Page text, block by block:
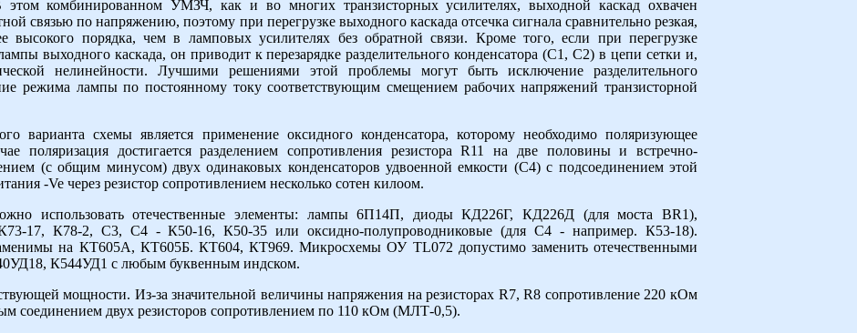
комбинированном УМЗЧ, как и во многих транзисторных усилителях, выходной каскад охвачен
связью по напряжению, поэтому при перегрузке выходного каскада отсечка сигнала сравнительно резкая,
высокого порядка, чем в ламповых усилителях без обратной связи. Кроме того, если при перегрузке
выходного каскада, он приводит к перезарядке разделительного конденсатора (C1, С2) в цепи сетки и,
нелинейности. Лучшими решениями этой проблемы могут быть исключение разделительного
режима лампы по постоянному току соответствующим смещением рабочих напряжений транзисторной
варианта схемы является применение оксидного конденсатора, которому необходимо поляризующее
поляризация достигается разделением сопротивления резистора R11 на две половины и встречно-
(с общим минусом) двух одинаковых конденсаторов удвоенной емкости (С4) с подсоединением этой
-Ve через резистор сопротивлением несколько сотен килоом.
использовать отечественные элементы: лампы 6П14П, диоды КД226Г, КД226Д (для моста BR1),
17, К78-2, С3, С4 - К50-16, К50-35 или оксидно-полупроводниковые (для С4 - например. К53-18).
на КТ605А, КТ605Б. КТ604, КТ969. Микросхемы ОУ TL072 допустимо заменить отечественными
К544УД1 с любым буквенным индском.
мощности. Из-за значительной величины напряжения на резисторах R7, R8 сопротивление 220 кОм
соединением двух резисторов сопротивлением по 110 кОм (МЛТ-0,5).